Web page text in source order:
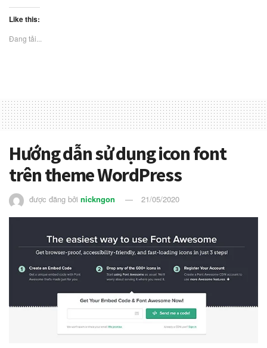
Like this:
Đang tải...
Hướng dẫn sử dụng icon font
trên theme WordPress
được đăng bởi nickngon 21/05/2020